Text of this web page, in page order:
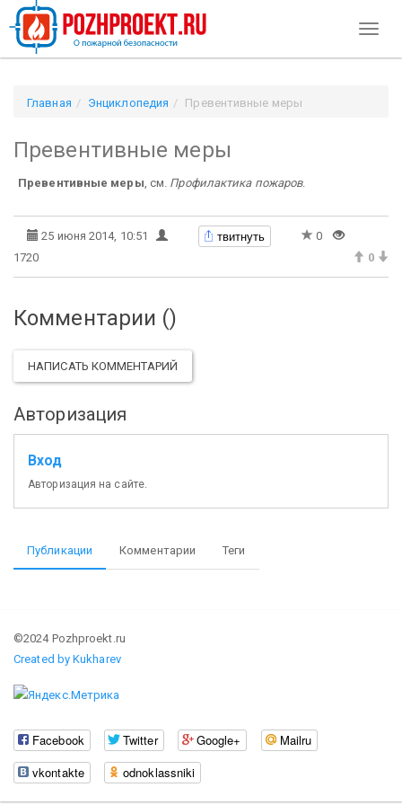
Главная Энциклопедия Превентивные меры
Превентивные меры
Превентивные меры , см. Профилактика пожаров.
25 июня 2014, 10:51 твитнуть
0
1720
0
Комментарии ()
НАПИСАТЬ КОММЕНТАРИЙ
Авторизация
Вход
Авторизация на сайте.
Публикации Комментарии Теги
©2024 Pozhproekt.ru
Created by Kukharev
Facebook Twitter Google+
Mailru
vkontakte
odnoklassniki